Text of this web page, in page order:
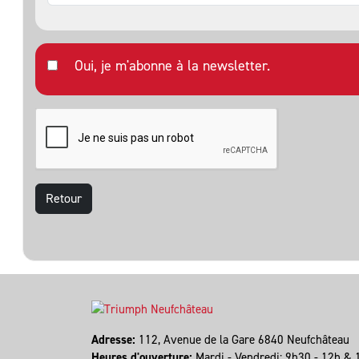
Oui, je m'abonne à la newsletter.
Retour
Adresse: 112, Avenue de la Gare 6840 Neufchâteau